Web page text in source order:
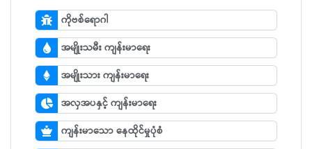
ကိုဗစ်ရောဂါ
အမျိုးသမီး ကျန်းမာရေး
အမျိုးသား ကျန်းမာရေး
အလှအပနှင့် ကျန်းမာရေး
ကျန်းမာသော နေထိုင်မှုပုံစံ